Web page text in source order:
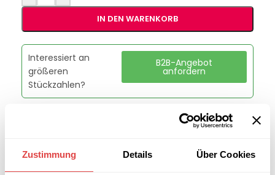
Zustimmung Details Über Cookies
IN DEN WARENKORB
Interessiert an
größeren
Stückzahlen?
B2B-Angebot
anfordern